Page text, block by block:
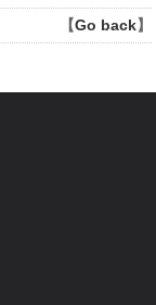
【Go back】